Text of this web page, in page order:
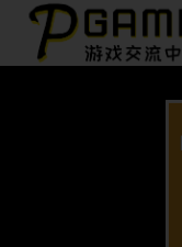
全部